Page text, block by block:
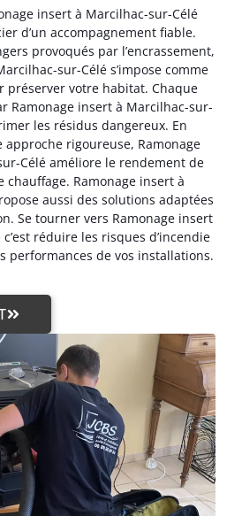
insert à Marcilhac-sur-Célé
d’un accompagnement fiable.
provoqués par l’encrassement,
sur-Célé s’impose comme
préserver votre habitat. Chaque
Ramonage insert à Marcilhac-sur-
les résidus dangereux. En
approche rigoureuse, Ramonage
Célé améliore le rendement de
chauffage. Ramonage insert à
aussi des solutions adaptées
Se tourner vers Ramonage insert
réduire les risques d’incendie
performances de vos installations.